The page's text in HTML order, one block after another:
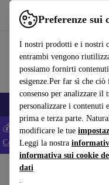
Preferenze sui
I nostri prodotti e i nostri
entrambi vengono
possiamo fornirti
esigenze.Per far sì che
consenso per analizzare il
personalizzare i contenuti
prima e terza parte.
modificare le tue
Leggi la nostra
informativa sui cookie
dati
.
Usa refurbed in modo
🎒 Back to school
💰 Extra -5% su tutti gli
Condizioni
Home